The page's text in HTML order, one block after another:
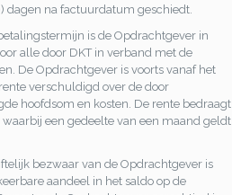
dagen na factuurdatum geschiedt.
is de Opdrachtgever in
alle door DKT in verband met de
De Opdrachtgever is voorts vanaf het
verschuldigd over de door
hoofdsom en kosten. De rente bedraagt
een gedeelte van een maand geldt
bezwaar van de Opdrachtgever is
aandeel in het saldo op de